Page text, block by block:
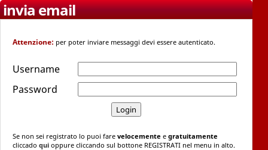
invia email
Attenzione: per poter inviare messaggi devi essere autenticato.
Username
Password
Se non sei registrato lo puoi fare velocemente e gratuitamente
cliccado qui oppure cliccando sul bottone REGISTRATI nel menu in alto.